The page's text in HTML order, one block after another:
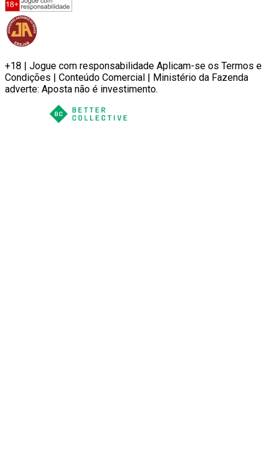
+18 | Jogue com responsabilidade Aplicam-se os Termos e
Condições | Conteúdo Comercial | Ministério da Fazenda
adverte: Aposta não é investimento.